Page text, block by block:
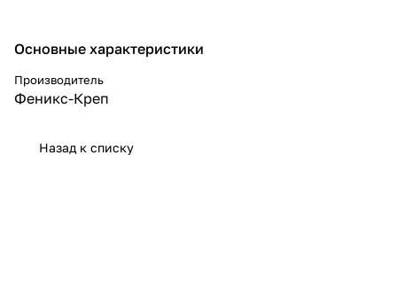
Основные характеристики
Производитель
Феникс-Креп
Назад к списку